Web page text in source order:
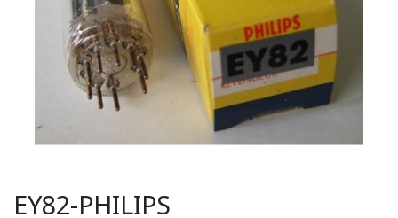
EY82-PHILIPS